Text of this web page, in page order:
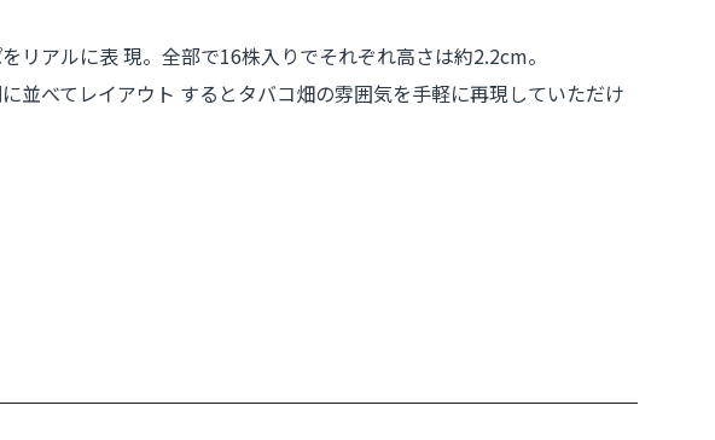
アルに表 現。全部で16株入りでそれぞれ高さは約2.2cm。
並べてレイアウト するとタバコ畑の雰囲気を手軽に再現していただけ